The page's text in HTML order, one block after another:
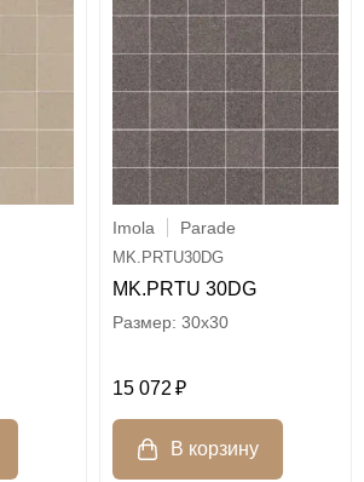
Imola Parade
MK.PRTU30DG
MK.PRTU 30DG
30x30
15 072